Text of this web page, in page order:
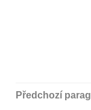
Předchozí